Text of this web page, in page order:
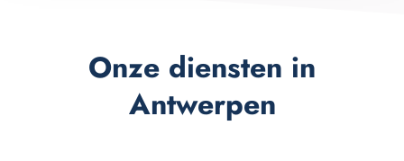
Onze diensten in
Antwerpen